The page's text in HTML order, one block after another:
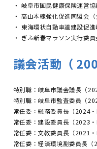
・ 岐阜市国民健康保険運営協
・ 高山本線強化促進同盟会（
・ 東海環状自動車道建設促
・ ぎふ新春マラソン実行委員
議会活動（
特別職：岐阜市議会議長（
特別職：岐阜市監査委員（
常任委：総務委員長（2024・
常任委：建設委員長（2023・
常任委：文教委員長（2021・
常任委：経済環境副委員長（